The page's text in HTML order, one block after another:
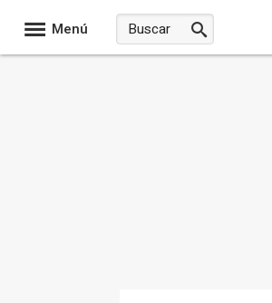
Menú